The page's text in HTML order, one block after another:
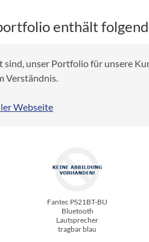
enthält
sind, unser Portfolio für unsere
Verständnis.
Webseite
Fantec PS21BT-BU
Bluetooth
Lautsprecher
tragbar blau